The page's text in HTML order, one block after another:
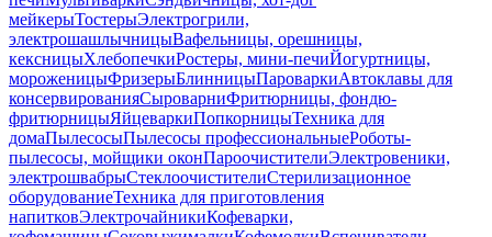
мейкерыТостерыЭлектрогрили,
электрошашлычницыВафельницы, орешницы,
кексницыХлебопечкиРостеры, мини-печиЙогуртницы,
мороженицыФризерыБлинницыПароваркиАвтоклавы для
консервированияСыроварниФритюрницы, фондю-
фритюрницыЯйцеваркиПопкорницыТехника для
домаПылесосыПылесосы профессиональныеРоботы-
пылесосы, мойщики оконПароочистителиЭлектровеники,
электрошвабрыСтеклоочистителиСтерилизационное
оборудованиеТехника для приготовления
напитковЭлектрочайникиКофеварки,